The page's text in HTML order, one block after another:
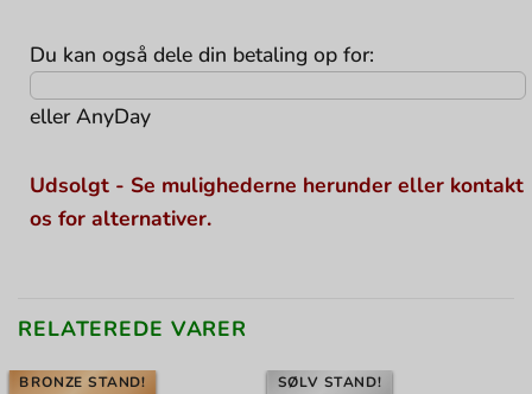
Du kan også dele din betaling op for:
ellerAnyDay
Udsolgt - Se mulighederne herunder eller kontakt
os for alternativer.
RELATEREDE VARER
BRONZE STAND! SØLV STAND!